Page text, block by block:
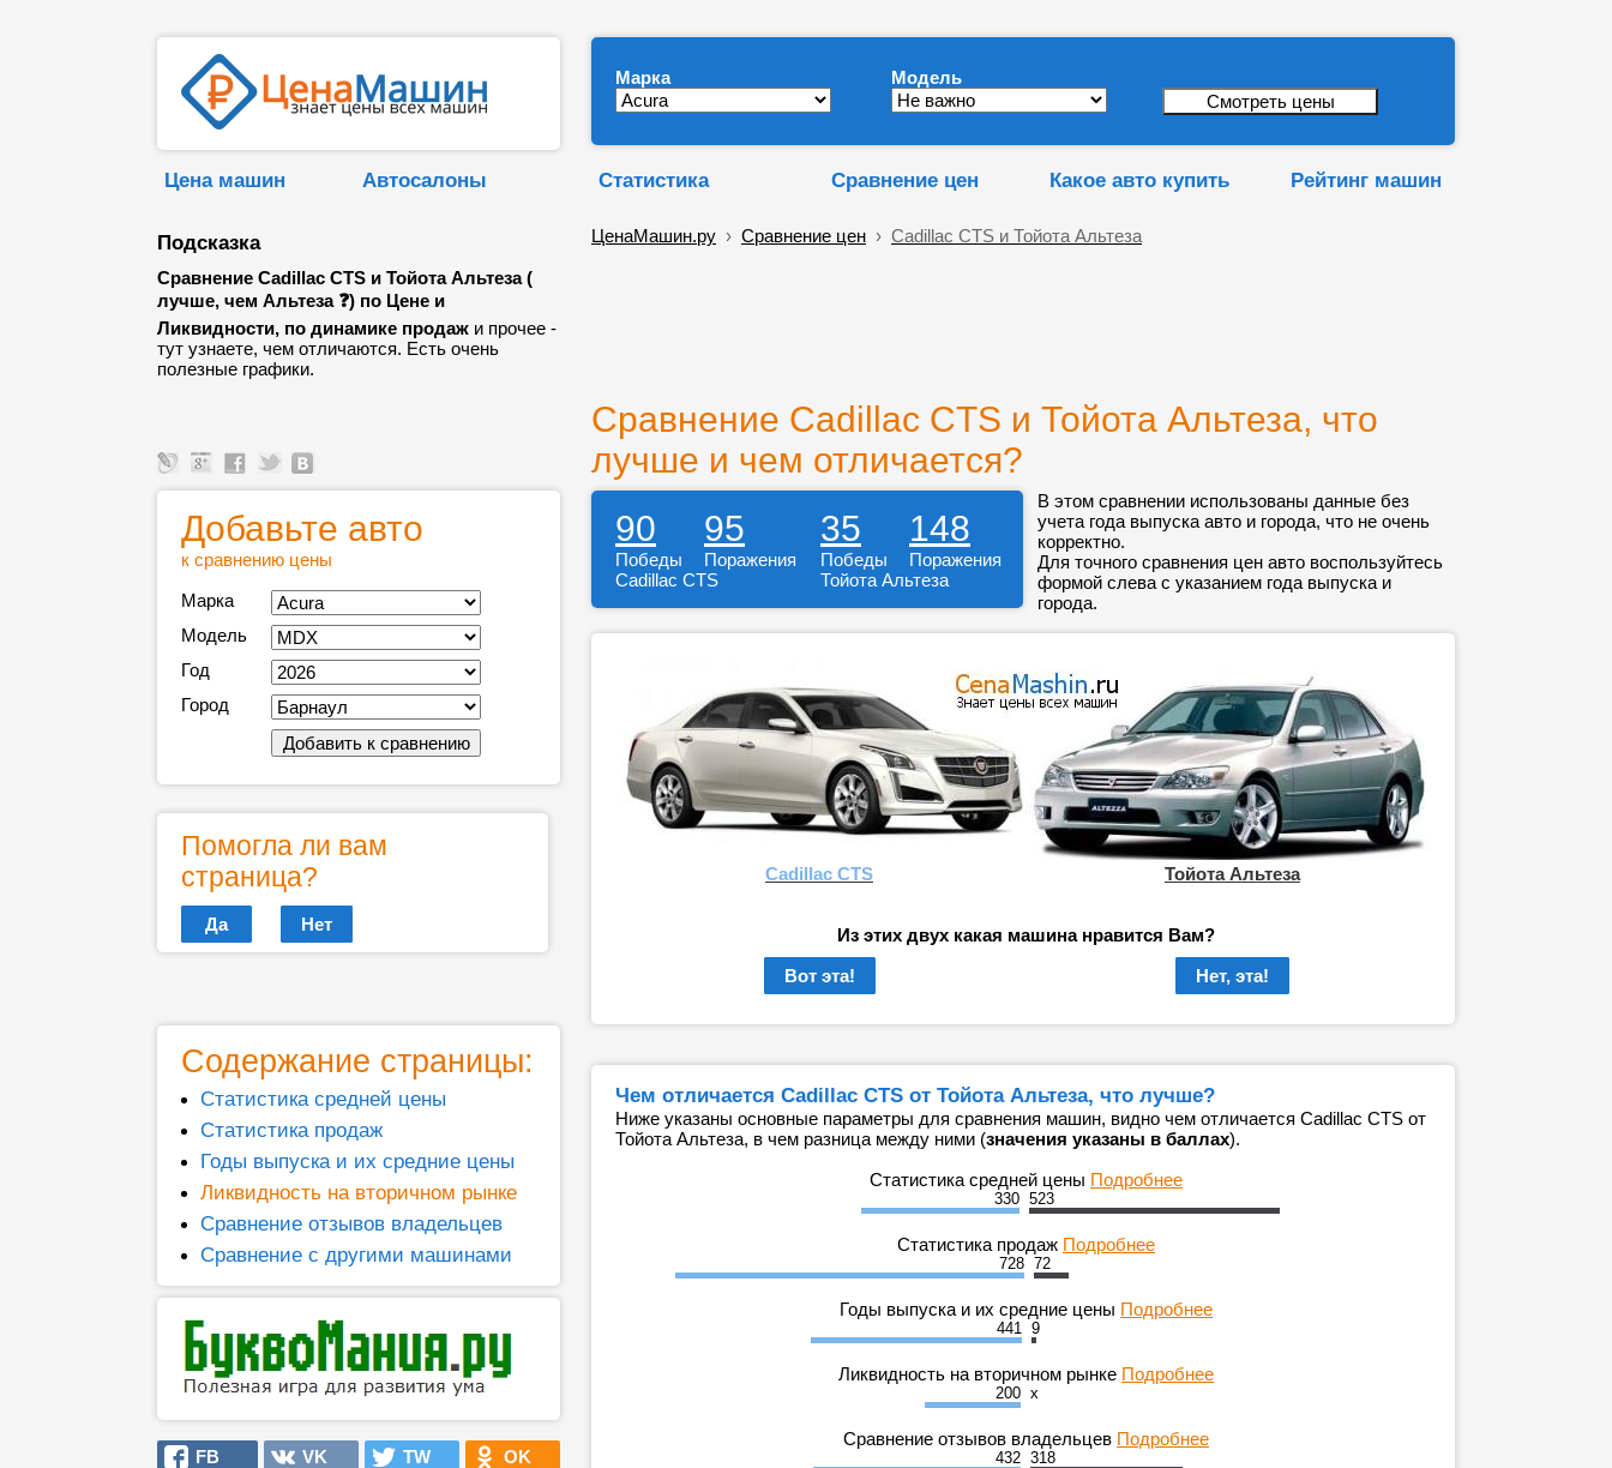
Марка Модель
Цена машин Автосалоны Статистика Сравнение цен Какое авто купить Рейтинг машин
Подсказка
Сравнение Cadillac CTS и Тойота Альтеза (
лучше, чем Альтеза ❓) по Цене и
Ликвидности, по динамике продаж и прочее -
тут узнаете, чем отличаются. Есть очень
полезные графики.
ЦенаМашин.ру › Сравнение цен › Cadillac CTS и Тойота Альтеза
Сравнение Cadillac CTS и Тойота Альтеза, что
лучше и чем отличается?
Добавьте авто
к сравнению цены
Марка
Модель
Год
Город
Помогла ли вам
страница?
Да Нет
Содержание страницы:
Статистика средней цены
Статистика продаж
Годы выпуска и их средние цены
Ликвидность на вторичном рынке
Сравнение отзывов владельцев
Сравнение с другими машинами
FB VK TW OK
90 95 35 148
Победы Поражения Победы
Поражения
Cadillac CTS
Тойота Альтеза
В этом сравнении использованы данные без
учета года выпуска авто и города, что не очень
корректно.
Для точного сравнения цен авто воспользуйтесь
формой слева с указанием года выпуска и
города.
Cadillac CTS Тойота Альтеза
Из этих двух какая машина нравится Вам?
Вот эта!
Нет, эта!
Чем отличается Cadillac CTS от Тойота Альтеза, что лучше?
Ниже указаны основные параметры для сравнения машин, видно чем отличается Cadillac CTS от
Тойота Альтеза, в чем разница между ними (значения указаны в баллах).
Статистика средней цены Подробнее
330 523
Статистика продаж Подробнее
728 72
Годы выпуска и их средние цены Подробнее
441 9
Ликвидность на вторичном рынке Подробнее
200 x
Сравнение отзывов владельцев Подробнее
432 318